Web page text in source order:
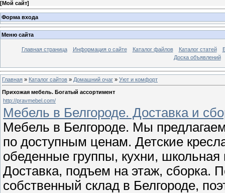
[Мой сайт]
Форма входа
Меню сайта
Главная страница Информация о сайте Каталог файлов Каталог статей
Доска объявлений
Главная » Каталог сайтов » Домашний очаг » Уют и комфорт
Прихожая мебель. Богатый ассортимент
http://pravmebel.com/
Мебель в Белгороде. Доставка и
Мебель в Белгороде. Мы
по доступным ценам. Детские
обеденные группы, кухни,
Доставка, подъем на этаж, сборка.
собственный склад в Белгороде,